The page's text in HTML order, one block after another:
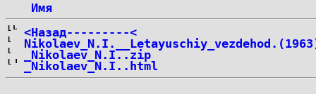
Имя
<Назад---------<
_Nikolaev_N.I..zip
_Nikolaev_N.I..html